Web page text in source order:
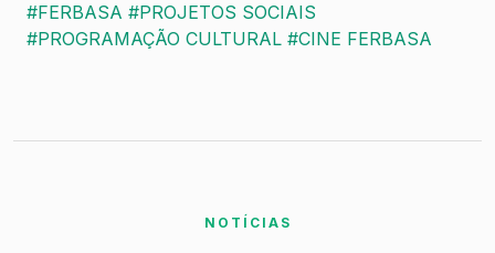
#FERBASA #PROJETOS SOCIAIS
#PROGRAMAÇÃO CULTURAL #CINE FERBASA
NOTÍCIAS